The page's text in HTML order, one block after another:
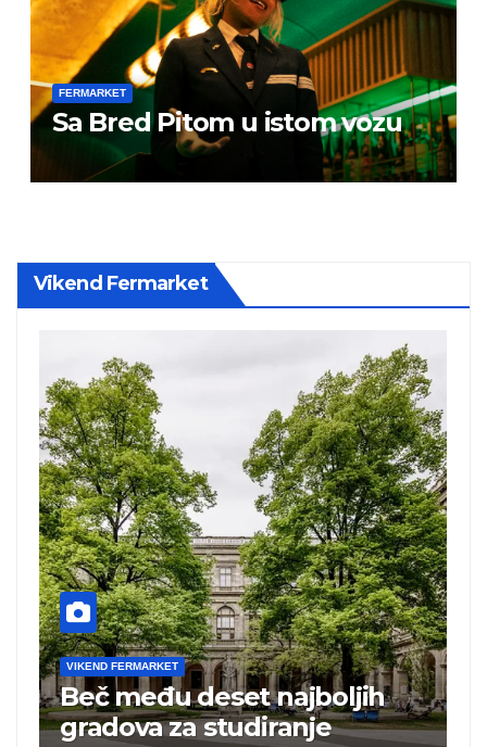
FERMARKET
Sa Bred Pitom u istom vozu
Vikend Fermarket
VIKEND FERMARKET
Turska ugostila 25 miliona
turista